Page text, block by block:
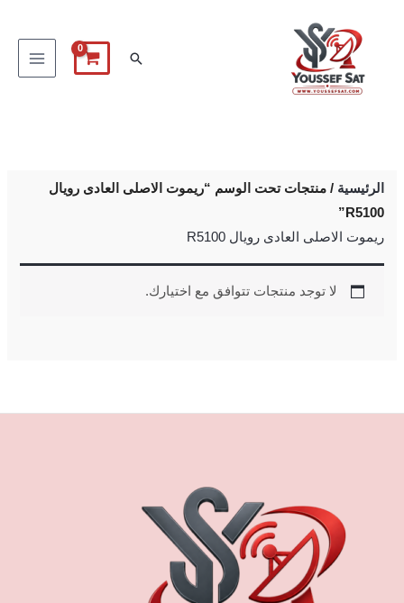
البحث
الرئيسية / منتجات تحت الوسم “ريموت الاصلى العادى رويال
R5100”
ريموت الاصلى العادى رويال R5100
لا توجد منتجات تتوافق مع اختيارك.